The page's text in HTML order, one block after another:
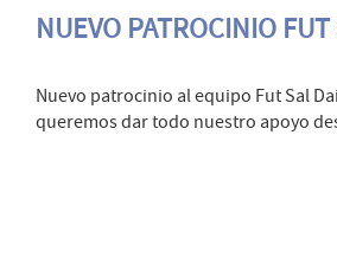
NUEVO PATROCINIO
Nuevo patrocinio al equipo Fut Sal
queremos dar todo nuestro apoyo